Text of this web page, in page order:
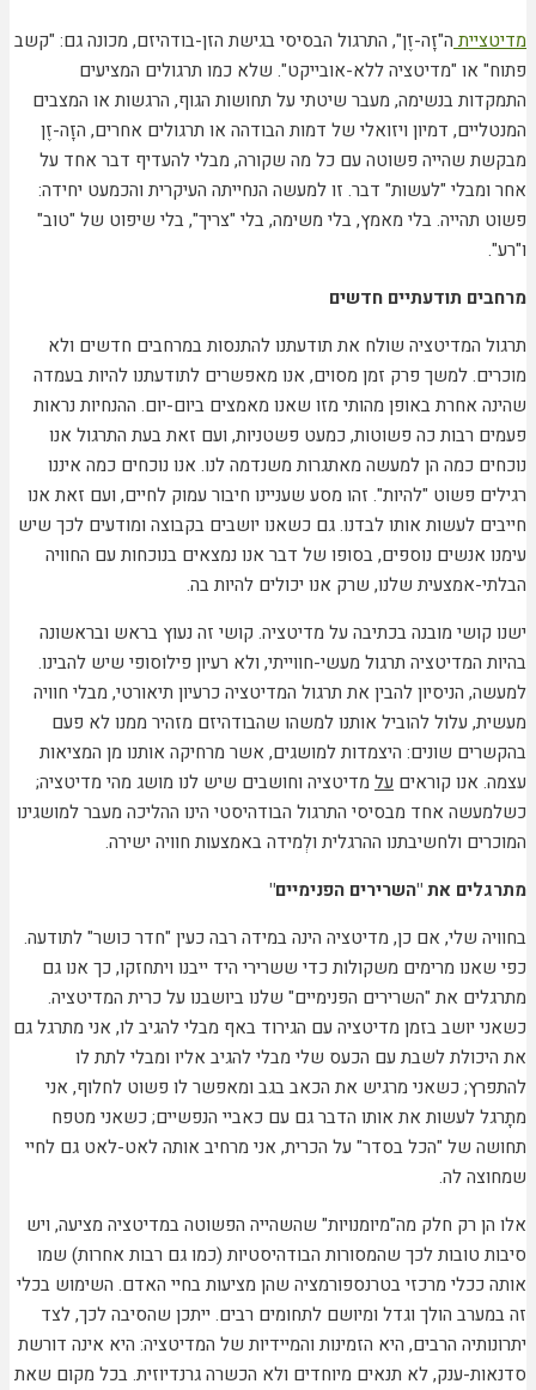
מדיטציית ה"זָה-זֶן", התרגול הבסיסי בגישת הזן-בודהיזם, מכונה גם: "קשב
פתוח" או "מדיטציה ללא-אובייקט". שלא כמו תרגולים המציעים
התמקדות בנשימה, מעבר שיטתי על תחושות הגוף, הרגשות או המצבים
המנטליים, דמיון ויזואלי של דמות הבודהה או תרגולים אחרים, הזָה-זֶן
מבקשת שהייה פשוטה עם כל מה שקורה, מבלי להעדיף דבר אחד על
אחר ומבלי "לעשות" דבר. זו למעשה הנחייתה העיקרית והכמעט יחידה:
פשוט תהייה. בלי מאמץ, בלי משימה, בלי "צריך", בלי שיפוט של "טוב"
ו"רע".
מרחבים תודעתיים חדשים
תרגול המדיטציה שולח את תודעתנו להתנסות במרחבים חדשים ולא
מוכרים. למשך פרק זמן מסוים, אנו מאפשרים לתודעתנו להיות בעמדה
שהינה אחרת באופן מהותי מזו שאנו מאמצים ביום-יום. ההנחיות נראות
פעמים רבות כה פשוטות, כמעט פשטניות, ועם זאת בעת התרגול אנו
נוכחים כמה הן למעשה מאתגרות משנדמה לנו. אנו נוכחים כמה איננו
רגילים פשוט "להיות". זהו מסע שעניינו חיבור עמוק לחיים, ועם זאת אנו
חייבים לעשות אותו לבדנו. גם כשאנו יושבים בקבוצה ומודעים לכך שיש
עימנו אנשים נוספים, בסופו של דבר אנו נמצאים בנוכחות עם החוויה
הבלתי-אמצעית שלנו, שרק אנו יכולים להיות בה.
ישנו קושי מובנה בכתיבה על מדיטציה. קושי זה נעוץ בראש ובראשונה
בהיות המדיטציה תרגול מעשי-חווייתי, ולא רעיון פילוסופי שיש להבינו.
למעשה, הניסיון להבין את תרגול המדיטציה כרעיון תיאורטי, מבלי חוויה
מעשית, עלול להוביל אותנו למשהו שהבודהיזם מזהיר ממנו לא פעם
בהקשרים שונים: היצמדות למושגים, אשר מרחיקה אותנו מן המציאות
עצמה. אנו קוראים על מדיטציה וחושבים שיש לנו מושג מהי מדיטציה;
כשלמעשה אחד מבסיסי התרגול הבודהיסטי הינו ההליכה מעבר למושגינו
המוכרים ולחשיבתנו ההרגלית ולְמידה באמצעות חוויה ישירה.
מתרגלים את "השרירים הפנימיים"
בחוויה שלי, אם כן, מדיטציה הינה במידה רבה כעין "חדר כושר" לתודעה.
כפי שאנו מרימים משקולות כדי ששרירי היד ייבנו ויתחזקו, כך אנו גם
מתרגלים את "השרירים הפנימיים" שלנו ביושבנו על כרית המדיטציה.
כשאני יושב בזמן מדיטציה עם הגירוד באף מבלי להגיב לו, אני מתרגל גם
את היכולת לשבת עם הכעס שלי מבלי להגיב אליו ומבלי לתת לו
להתפרץ; כשאני מרגיש את הכאב בגב ומאפשר לו פשוט לחלוף, אני
מתָרגל לעשות את אותו הדבר גם עם כאביי הנפשיים; כשאני מטפח
תחושה של "הכל בסדר" על הכרית, אני מרחיב אותה לאט-לאט גם לחיי
שמחוצה לה.
אלו הן רק חלק מה"מיומנויות" שהשהייה הפשוטה במדיטציה מציעה, ויש
סיבות טובות לכך שהמסורות הבודהיסטיות (כמו גם רבות אחרות) שמו
אותה ככלי מרכזי בטרנספורמציה שהן מציעות בחיי האדם. השימוש בכלי
זה במערב הולך וגדל ומיושם לתחומים רבים. ייתכן שהסיבה לכך, לצד
יתרונותיה הרבים, היא הזמינות והמיידיות של המדיטציה: היא אינה דורשת
סדנאות-ענק, לא תנאים מיוחדים ולא הכשרה גרנדיוזית. בכל מקום שאת